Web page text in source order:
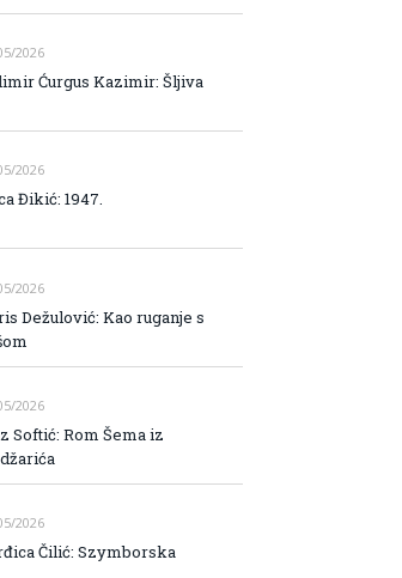
2026
Ćurgus Kazimir: Šljiva
2026
Đikić: 1947.
2026
Dežulović: Kao ruganje s
2026
Softić: Rom Šema iz
2026
Čilić: Szymborska